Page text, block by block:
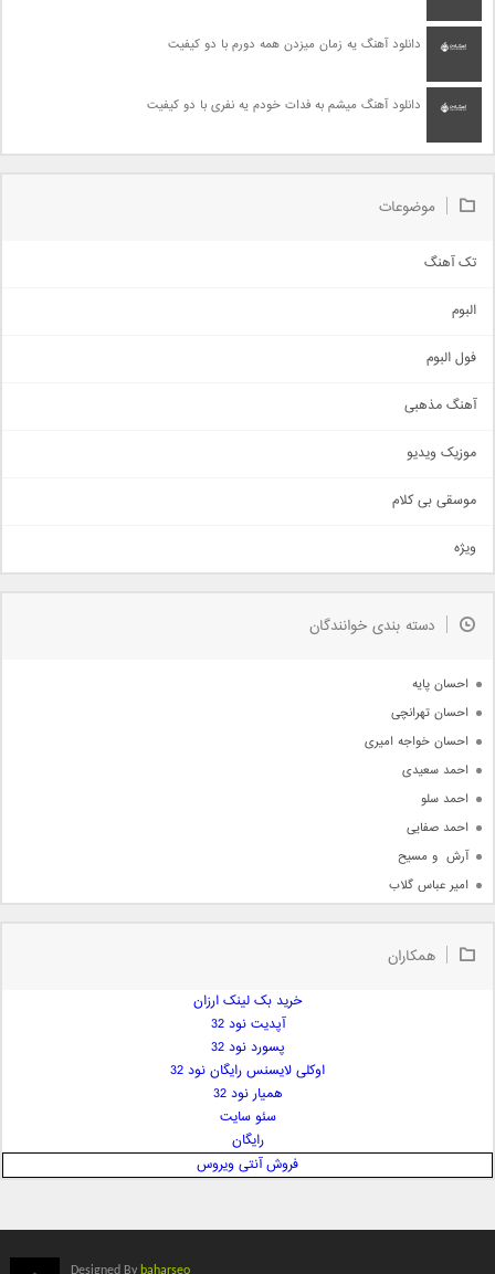
دانلود آهنگ یه زمان میزدن همه دورم با دو کیفیت
دانلود آهنگ میشم به فدات خودم یه نفری با دو کیفیت
موضوعات
تک آهنگ
اجتماعی
حماسی
سنتی
اهنگ بندرعباسی
دمو
مذهبی
جدیدترین ها
البوم
فول البوم
آهنگ مذهبی
موزیک ویدیو
موسقی بی کلام
ویژه
دسته بندی خوانندگان
احسان پایه
احسان تهرانچی
احسان خواجه امیری
احمد سعیدی
احمد سلو
احمد صفایی
آرش  و مسیح
امیر عباس گلاب
امیر علی
ایمان غلامی
بابک جهانبخش
همکاران
خرید بک لینک ارزان
آپدیت نود 32
پسورد نود 32
اوکلی لایسنس رایگان نود 32
همیار نود 32
سئو سایت
رایگان
فروش آنتی ویروس
Designed By baharseo